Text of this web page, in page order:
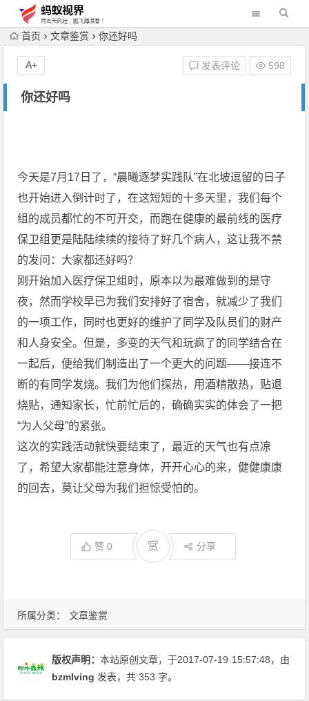
首页 文章鉴赏 你还好吗
你还好吗
发表评论 598
A+
所属分类： 文章鉴赏
今天是7月17日了，“晨曦逐梦实践队”在北坡逗留的日子
也开始进入倒计时了，在这短短的十多天里，我们每个
组的成员都忙的不可开交，而跑在健康的最前线的医疗
保卫组更是陆陆续续的接待了好几个病人，这让我不禁
的发问：大家都还好吗？
刚开始加入医疗保卫组时，原本以为最难做到的是守
夜，然而学校早已为我们安排好了宿舍，就减少了我们
的一项工作，同时也更好的维护了同学及队员们的财产
和人身安全。但是，多变的天气和玩疯了的同学结合在
一起后，便给我们制造出了一个更大的问题――接连不
断的有同学发烧。我们为他们探热，用酒精散热，贴退
烧贴，通知家长，忙前忙后的，确确实实的体会了一把
“为人父母”的紧张。
这次的实践活动就快要结束了，最近的天气也有点凉
了，希望大家都能注意身体，开开心心的来，健健康康
的回去，莫让父母为我们担惊受怕的。
赞0 赏 分享
版权声明：本站原创文章，于2017-07-19 15:57:48，由
bzmlving 发表，共 353 字。